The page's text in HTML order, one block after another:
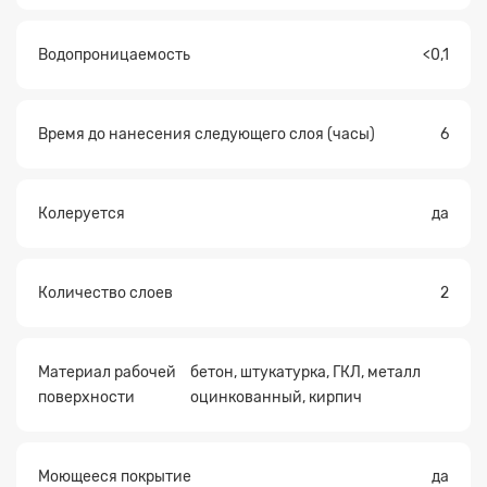
Водопроницаемость <0,1
Время до нанесения следующего слоя (часы) 6
Колеруется да
Количество слоев 2
Материал рабочей
поверхности
бетон, штукатурка, ГКЛ, металл
оцинкованный, кирпич
Моющееся покрытие да
Прикрепите